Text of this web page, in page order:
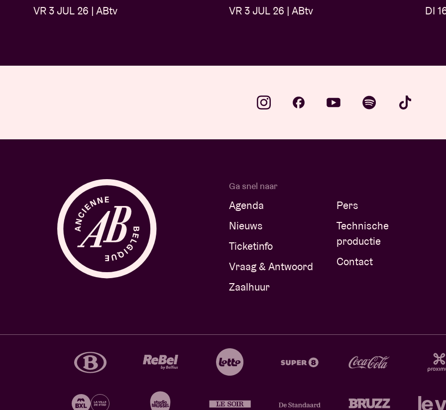
VR 3 JUL 26 | ABtv VR 3 JUL 26 | ABtv DI
Ga snel naar
Agenda
Nieuws
Ticketinfo
Vraag & Antwoord
Zaalhuur
Pers
Technische
productie
Contact